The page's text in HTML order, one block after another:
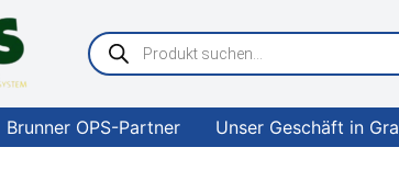
Products
search
Brunner OPS-Partner Unser Geschäft in